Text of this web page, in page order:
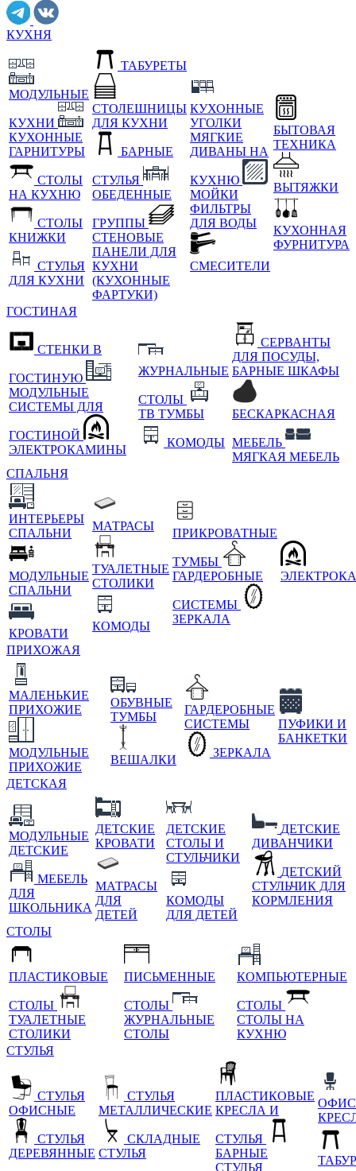
КУХНЯ
МОДУЛЬНЫЕ
КУХНИ
КУХОННЫЕ
ГАРНИТУРЫ
СТОЛЫ
НА КУХНЮ
СТОЛЫ
КНИЖКИ
СТУЛЬЯ
ДЛЯ КУХНИ
ТАБУРЕТЫ
СТОЛЕШНИЦЫ
ДЛЯ КУХНИ
БАРНЫЕ
СТУЛЬЯ
ОБЕДЕННЫЕ
ГРУППЫ
СТЕНОВЫЕ
ПАНЕЛИ ДЛЯ
КУХНИ
(КУХОННЫЕ
ФАРТУКИ)
КУХОННЫЕ
УГОЛКИ
МЯГКИЕ
ДИВАНЫ НА
КУХНЮ
МОЙКИ
ФИЛЬТРЫ
ДЛЯ ВОДЫ
СМЕСИТЕЛИ
БЫТОВАЯ
ТЕХНИКА
ВЫТЯЖКИ
КУХОННАЯ
ФУРНИТУРА
ГОСТИНАЯ
СТЕНКИ В
ГОСТИНУЮ
МОДУЛЬНЫЕ
СИСТЕМЫ ДЛЯ
ГОСТИНОЙ
ЭЛЕКТРОКАМИНЫ
ЖУРНАЛЬНЫЕ
СТОЛЫ
ТВ ТУМБЫ
КОМОДЫ
СЕРВАНТЫ
ДЛЯ ПОСУДЫ,
БАРНЫЕ ШКАФЫ
БЕСКАРКАСНАЯ
МЕБЕЛЬ
МЯГКАЯ МЕБЕЛЬ
СПАЛЬНЯ
ИНТЕРЬЕРЫ
СПАЛЬНИ
МОДУЛЬНЫЕ
СПАЛЬНИ
КРОВАТИ
МАТРАСЫ
ТУАЛЕТНЫЕ
СТОЛИКИ
КОМОДЫ
ПРИКРОВАТНЫЕ
ТУМБЫ
ГАРДЕРОБНЫЕ
СИСТЕМЫ
ЗЕРКАЛА
ПРИХОЖАЯ
МАЛЕНЬКИЕ
ПРИХОЖИЕ
МОДУЛЬНЫЕ
ПРИХОЖИЕ
ОБУВНЫЕ
ТУМБЫ
ВЕШАЛКИ
ГАРДЕРОБНЫЕ
СИСТЕМЫ
ЗЕРКАЛА
ПУФИКИ И
БАНКЕТКИ
ДЕТСКАЯ
МОДУЛЬНЫЕ
ДЕТСКИЕ
МЕБЕЛЬ
ДЛЯ
ШКОЛЬНИКА
ДЕТСКИЕ
КРОВАТИ
МАТРАСЫ
ДЛЯ
ДЕТЕЙ
ДЕТСКИЕ
СТОЛЫ И
СТУЛЬЧИКИ
КОМОДЫ
ДЛЯ ДЕТЕЙ
ДЕТСКИЕ
ДИВАНЧИКИ
ДЕТСКИЙ
СТУЛЬЧИК ДЛЯ
КОРМЛЕНИЯ
СТОЛЫ
ПЛАСТИКОВЫЕ
СТОЛЫ
ТУАЛЕТНЫЕ
СТОЛИКИ
ПИСЬМЕННЫЕ
СТОЛЫ
ЖУРНАЛЬНЫЕ
СТОЛЫ
КОМПЬЮТЕРНЫЕ
СТОЛЫ
СТОЛЫ НА
КУХНЮ
СТУЛЬЯ
СТУЛЬЯ
ОФИСНЫЕ
СТУЛЬЯ
ДЕРЕВЯННЫЕ
СТУЛЬЯ
МЕТАЛЛИЧЕСКИЕ
СКЛАДНЫЕ
СТУЛЬЯ
ПЛАСТИКОВЫЕ
КРЕСЛА И
СТУЛЬЯ
БАРНЫЕ
СТУЛЬЯ